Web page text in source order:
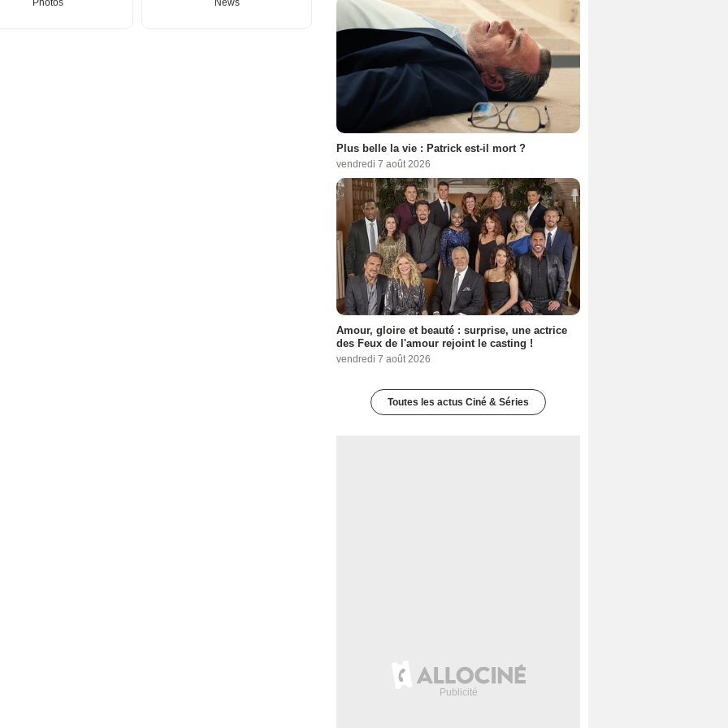
Plus belle la vie : Patrick est-il mort ?
vendredi 7 août 2026
Amour, gloire et beauté : surprise, une actrice
des Feux de l'amour rejoint le casting !
vendredi 7 août 2026
Toutes les actus Ciné & Séries